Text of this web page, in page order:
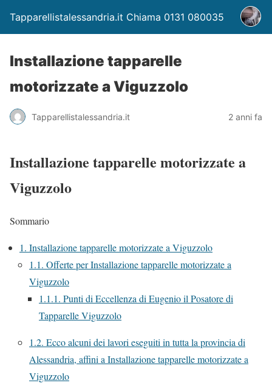
Tapparellistalessandria.it Chiama 0131 080035
Installazione tapparelle
motorizzate a Viguzzolo
Tapparellistalessandria.it 2 anni fa
Installazione tapparelle motorizzate a
Viguzzolo
Sommario
1. Installazione tapparelle motorizzate a Viguzzolo
1.1. Offerte per Installazione tapparelle motorizzate a
Viguzzolo
1.1.1. Punti di Eccellenza di Eugenio il Posatore di
Tapparelle Viguzzolo
1.2. Ecco alcuni dei lavori eseguiti in tutta la provincia di
Alessandria, affini a Installazione tapparelle motorizzate a
Viguzzolo